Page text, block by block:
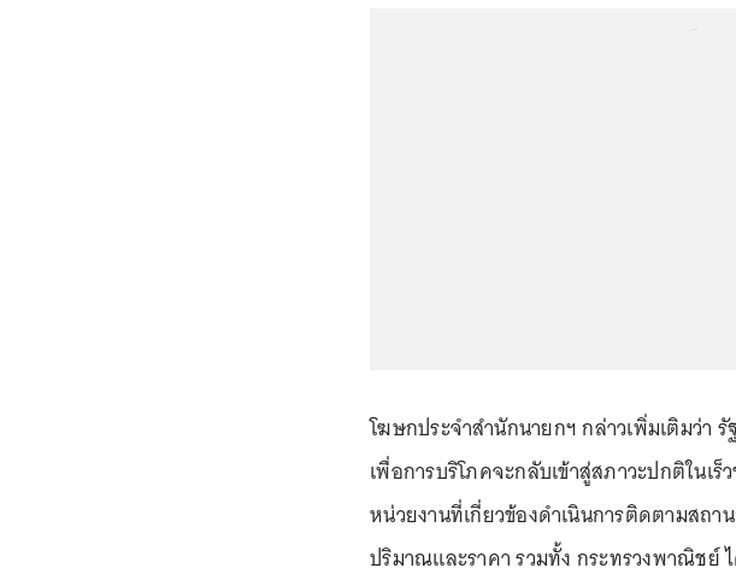
โฆษกประจำสำนักนายกฯ กล่าวเพิ่มเติมว่า
เพื่อการบริโภคจะกลับเข้าสู่สภาวะปกติในเ
หน่วยงานที่เกี่ยวข้องดำเนินการติดตามสถา
ปริมาณและราคา รวมทั้ง กระทรวงพาณิชย์